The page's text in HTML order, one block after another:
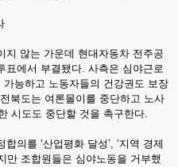
지 않는 가운데 현대자동차 전주공
표에서 부결됐다. 사측은 심야근로
능하고 노동자들의 건강권도 보장
북도는 여론몰이를 중단하고 노사
시도도 중단할 것을 촉구한다.
의를 ‘산업평화 달성’, ‘지역 경제
만 조합원들은 심야노동을 거부했